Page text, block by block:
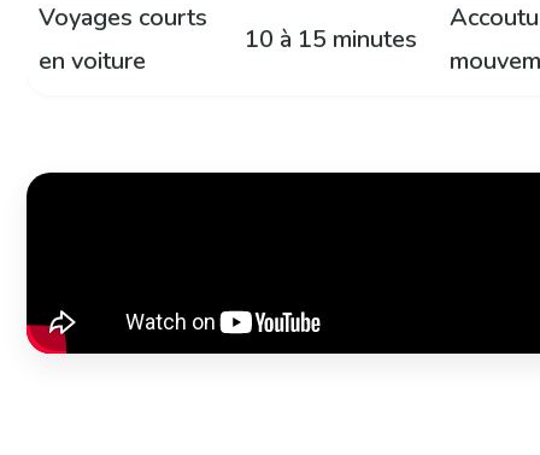
Voyages courts
en voiture
10 à 15 minutes